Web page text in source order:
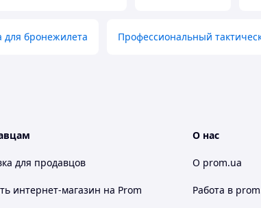
для бронежилета Профессиональный
для продавцов
интернет-магазин на Prom
О нас
О prom.ua
Работа в